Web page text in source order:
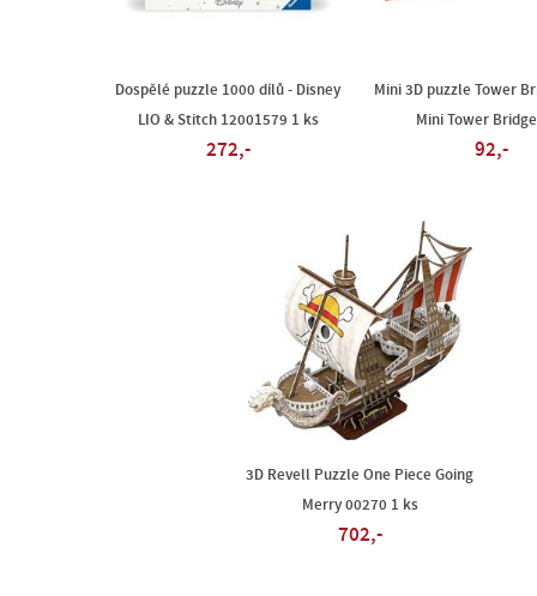
Dospělé puzzle 1000 dílů - Disney
LIO & Stitch 12001579 1 ks
272,-
Mini 3D puzzle Tower
Mini Tower
92,-
3D Revell Puzzle One Piece Going
Merry 00270 1 ks
702,-